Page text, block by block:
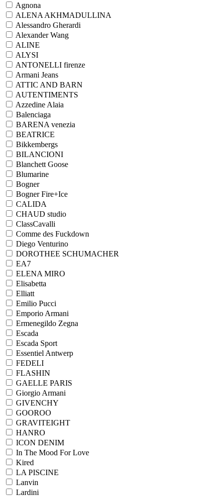
Agnona
ALENA AKHMADULLINA
Alessandro Gherardi
Alexander Wang
ALINE
ALYSI
ANTONELLI firenze
Armani Jeans
ATTIC AND BARN
AUTENTIMENTS
Azzedine Alaia
Balenciaga
BARENA venezia
BEATRICE
Bikkembergs
BILANCIONI
Blanchett Goose
Blumarine
Bogner
Bogner Fire+Ice
CALIDA
CHAUD studio
ClassCavalli
Comme des Fuckdown
Diego Venturino
DOROTHEE SCHUMACHER
EA7
ELENA MIRO
Elisabetta
Elliatt
Emilio Pucci
Emporio Armani
Ermenegildo Zegna
Escada
Escada Sport
Essentiel Antwerp
FEDELI
FLASHIN
GAELLE PARIS
Giorgio Armani
GIVENCHY
GOOROO
GRAVITEIGHT
HANRO
ICON DENIM
In The Mood For Love
Kired
LA PISCINE
Lanvin
Lardini